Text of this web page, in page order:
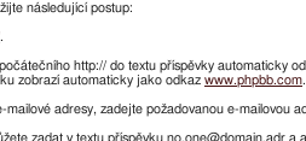
následující postup:
.
http:// do textu příspěvky automaticky
zobrazí automaticky jako odkaz www.phpbb.com.
adresy, zadejte požadovanou e-mailovou
zadat v textu příspěvku no.one@domain.adr a